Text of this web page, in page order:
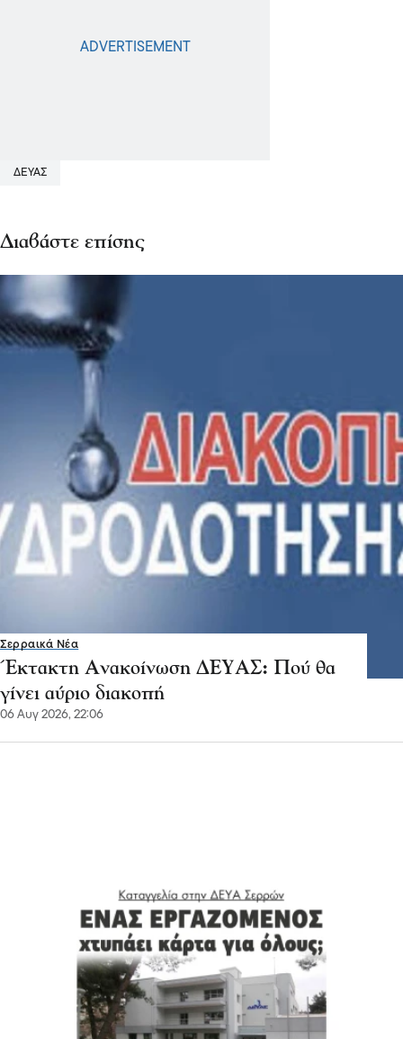
ΔΕΥΑΣ
Διαβάστε επίσης
Σερραικά Νέα
Έκτακτη Ανακοίνωση ΔΕΥΑΣ: Πού θα
γίνει αύριο διακοπή
06 Αυγ 2026, 22:06